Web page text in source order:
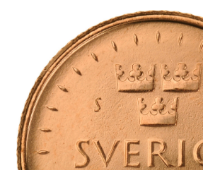
Winkelmand
Afrekenen
Mijn account
Alg. voorw.